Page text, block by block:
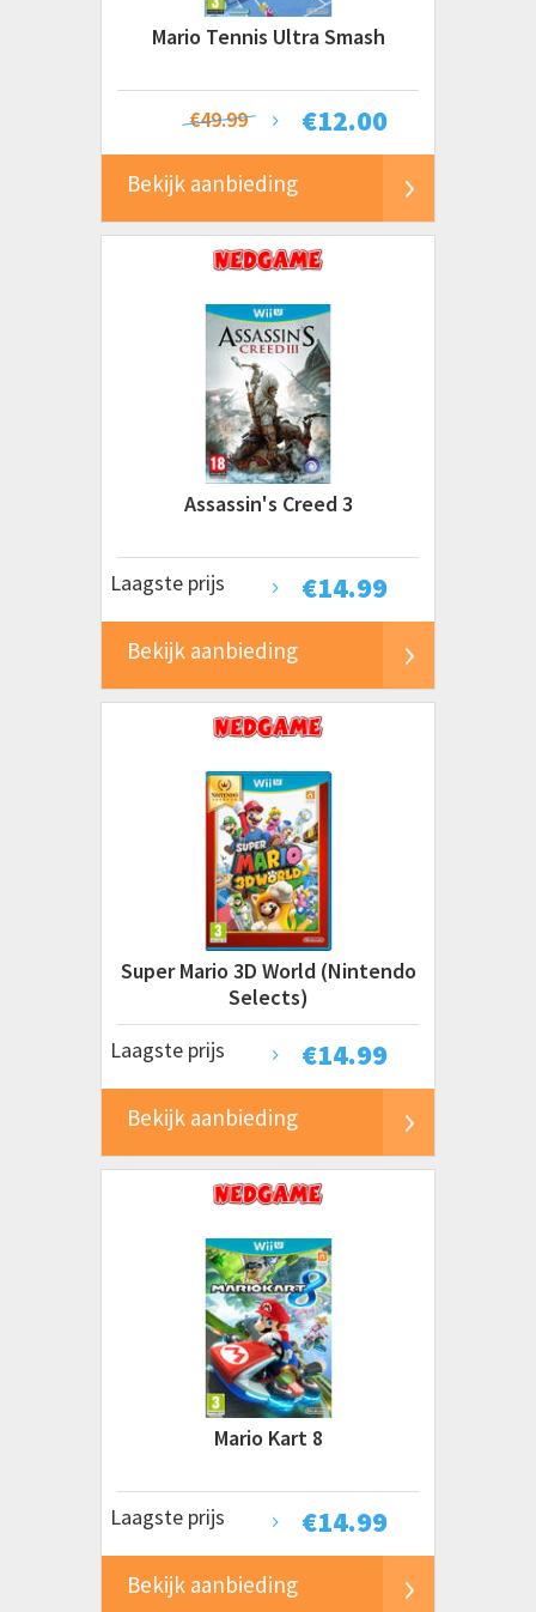
Mario Tennis Ultra Smash
€12.00
€49.99
Bekijk aanbieding
Assassin's Creed 3
€14.99
Laagste prijs
Bekijk aanbieding
Super Mario 3D World (Nintendo
Selects)
€14.99
Laagste prijs
Bekijk aanbieding
Mario Kart 8
€14.99
Laagste prijs
Bekijk aanbieding